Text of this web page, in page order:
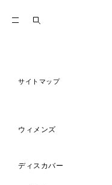
サイトマップ
ウィメンズ
ディスカバー